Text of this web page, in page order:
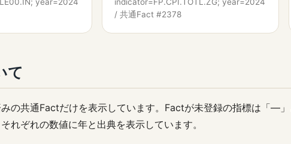
/ 共通Fact #2378
て
の共通Factだけを表示しています。Factが未登録の指標は「—
れぞれの数値に年と出典を表示しています。